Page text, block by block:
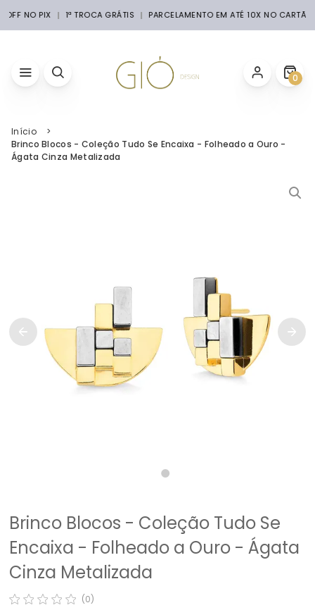
OFF NO PIX 1ª TROCA GRÁTIS PARCELAMENTO EM ATÉ 10X NO CARTÃO
0
Início
Brinco Blocos - Coleção Tudo Se Encaixa - Folheado a Ouro -
Ágata Cinza Metalizada
Brinco Blocos - Coleção Tudo Se
Encaixa - Folheado a Ouro - Ágata
Cinza Metalizada
(0)